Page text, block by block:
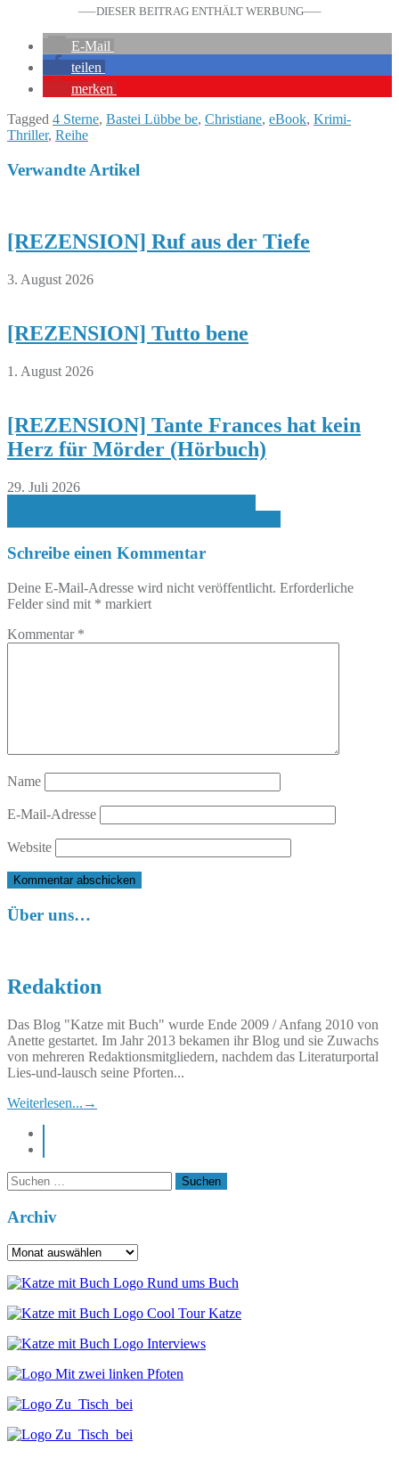
—–DIESER BEITRAG ENTHÄLT WERBUNG—–
E-Mail
teilen
merken
Tagged 4 Sterne, Bastei Lübbe be, Christiane, eBook, Krimi-
Thriller, Reihe
Verwandte Artikel
[REZENSION] Ruf aus der Tiefe
3. August 2026
[REZENSION] Tutto bene
1. August 2026
[REZENSION] Tante Frances hat kein
Herz für Mörder (Hörbuch)
29. Juli 2026
Schreibe einen Kommentar
Deine E-Mail-Adresse wird nicht veröffentlicht. Erforderliche
Felder sind mit * markiert
Kommentar *
Name
E-Mail-Adresse
Website
Über uns…
Redaktion
Das Blog "Katze mit Buch" wurde Ende 2009 / Anfang 2010 von
Anette gestartet. Im Jahr 2013 bekamen ihr Blog und sie Zuwachs
von mehreren Redaktionsmitgliedern, nachdem das Literaturportal
Lies-und-lausch seine Pforten...
Weiterlesen... →
Suchen
nach:
Archiv
Archiv